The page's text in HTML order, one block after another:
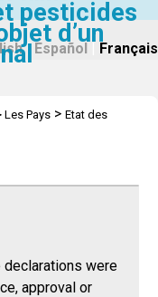
pesticides
d’un
| Español Français
Les Pays > Etat des
were
approval or